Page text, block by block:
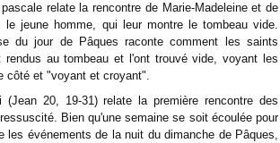
relate la rencontre de Marie-Madeleine et de
le jeune homme, qui leur montre le tombeau vide.
du jour de Pâques raconte comment les saints
rendus au tombeau et l'ont trouvé vide, voyant les
côté et "voyant et croyant".
(Jean 20, 19-31) relate la première rencontre des
Bien qu'une semaine se soit écoulée pour
les événements de la nuit du dimanche de Pâques,